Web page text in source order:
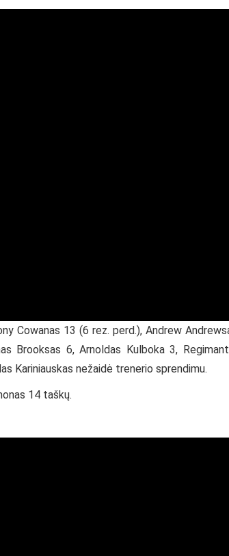
Cowanas 13 (6 rez. perd.), Andrew
Brooksas 6, Arnoldas Kulboka 3,
Kariniauskas nežaidė trenerio sprendimu.
14 taškų.